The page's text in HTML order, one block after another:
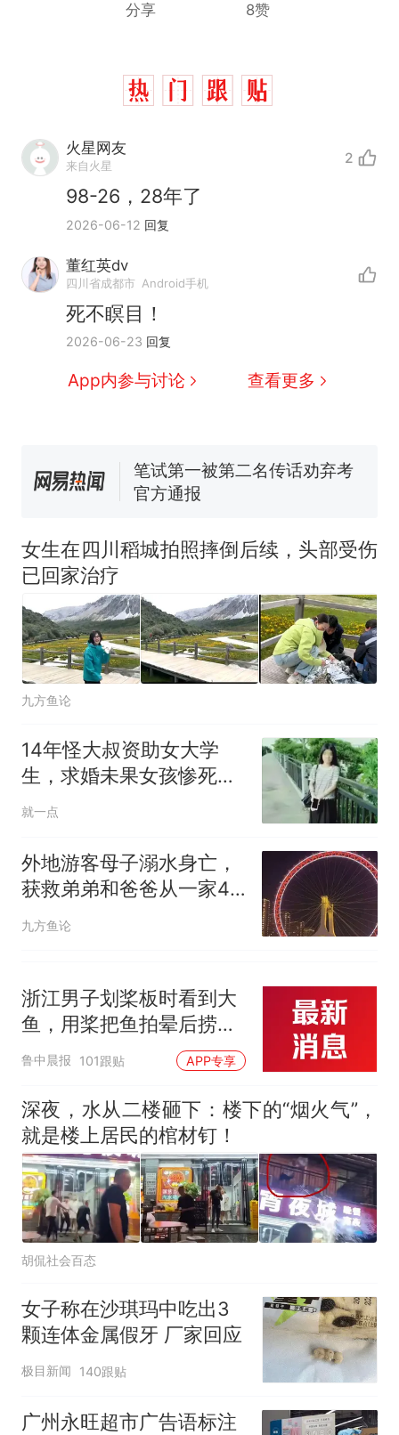
分享 8赞
火星网友
来自火星 2
98-26，28年了
2026-06-12 回复
董红英dv
四川省成都市 Android手机
死不瞑目！
2026-06-23 回复
App内参与讨论 查看更多
新 费大厨“全国小炒肉大王”称
号，仅凭视频评出？中国烹饪
协会回应
男子上山采菌偶然发现鸡枞菌
140多朵
美国渔民钓获鲨鱼徒手将其拽
多地要求领导干部带头休假
么？
女生在四川稻城拍照摔倒后续，头部受伤
已回家治疗
九方鱼论
14年怪大叔资助女大学
生，求婚未果女孩惨死：
“心灰”被塞进娃娃
就一点
外地游客母子溺水身亡，
获救弟弟和爸爸从一家4
口变2人
九方鱼论
浙江男子划桨板时看到大
鱼，用桨把鱼拍晕后捞
起；当事人：鱼重7斤6
两，做成红烧辣子鱼块，
味道很好
鲁中晨报 101跟贴 APP专享
深夜，水从二楼砸下：楼下的“烟火气”，
就是楼上居民的棺材钉！
胡侃社会百态
女子称在沙琪玛中吃出3
颗连体金属假牙 厂家回应
极目新闻 140跟贴
广州永旺超市广告语标注